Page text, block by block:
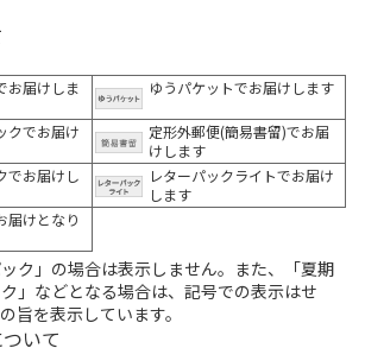
お届けしま
ゆうパケットでお届けします
クでお届け
定形外郵便(簡易書留)でお届
けします
でお届けし
レターパックライトでお届け
します
届けとなり
ク」の場合は表示しません。また、「夏期
」などとなる場合は、記号での表示はせ
旨を表示しています。
いて